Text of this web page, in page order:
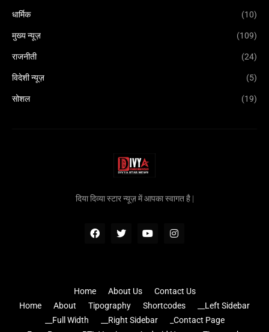
धार्मिक (10)
मुख्य न्यूज़ (109)
राजनीती (24)
विदेशी न्यूज़ (5)
सोशल (19)
दिया दिव्या स्टार न्यूज़ में आपका स्वागत है |
Home About Us
Contact Us
Home
About Tipography Shortcodes
__Left Sidebar
__Full Width
__Right Sidebar
_Contact Page